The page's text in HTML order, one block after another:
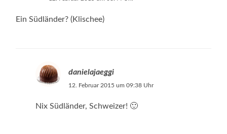
Ein Südländer? (Klischee)
danielajaeggi
12. Februar 2015 um 09:38 Uhr
Nix Südländer, Schweizer! 🙂